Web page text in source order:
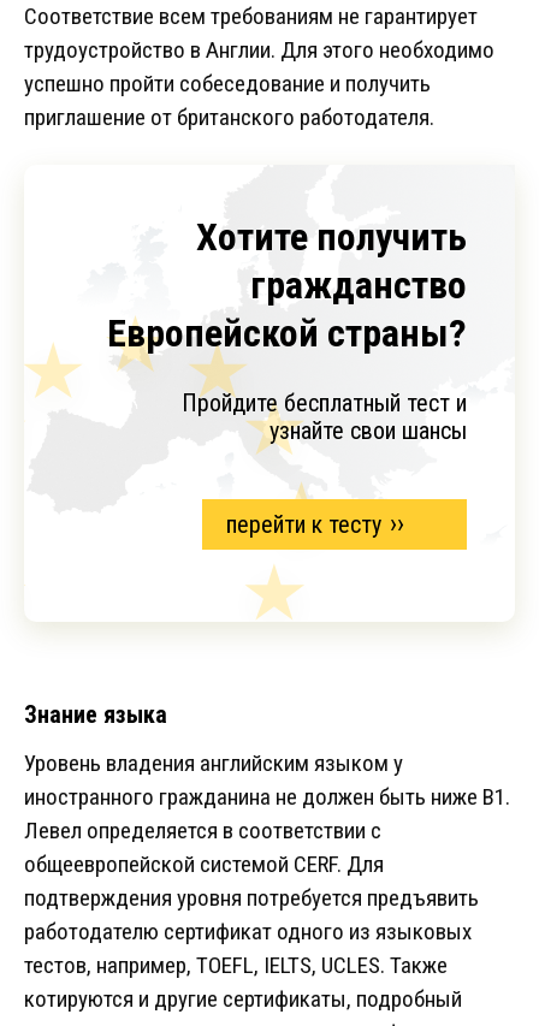
Соответствие всем требованиям не гарантирует
трудоустройство в Англии. Для этого необходимо
успешно пройти собеседование и получить
приглашение от британского работодателя.
Хотите получить
гражданство
Европейской страны?
Пройдите бесплатный тест и
узнайте свои шансы
перейти к тесту
Знание языка
Уровень владения английским языком у
иностранного гражданина не должен быть ниже B1.
Левел определяется в соответствии с
общеевропейской системой CERF. Для
подтверждения уровня потребуется предъявить
работодателю сертификат одного из языковых
тестов, например, TOEFL, IELTS, UCLES. Также
котируются и другие сертификаты, подробный